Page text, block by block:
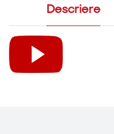
Descriere